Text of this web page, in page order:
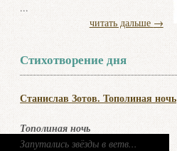
...
читать дальше →
Стихотворение дня
Станислав Зотов. Тополиная ночь
Тополиная ночь
Запутались звёзды в ветв...